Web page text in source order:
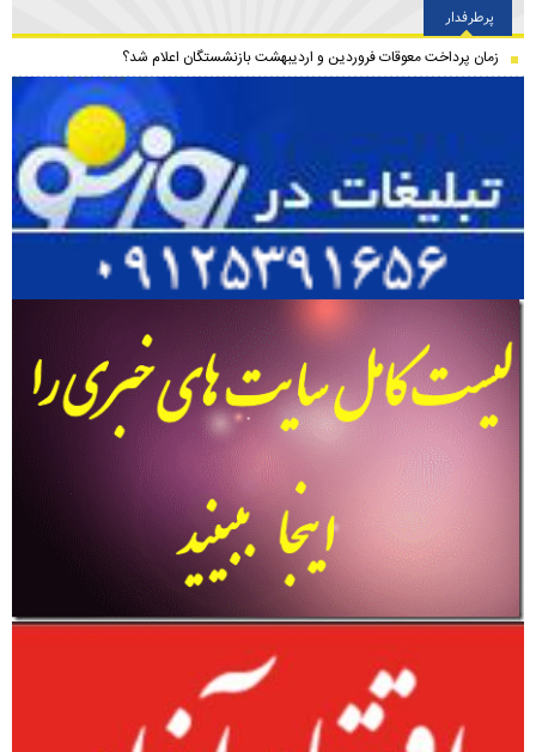
پرطرفدار
زمان پرداخت معوقات فروردین و اردیبهشت بازنشستگان اعلام شد؟